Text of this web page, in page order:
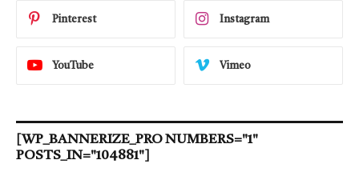
Pinterest Instagram
YouTube Vimeo
[WP_BANNERIZE_PRO NUMBERS="1"
POSTS_IN="104881"]